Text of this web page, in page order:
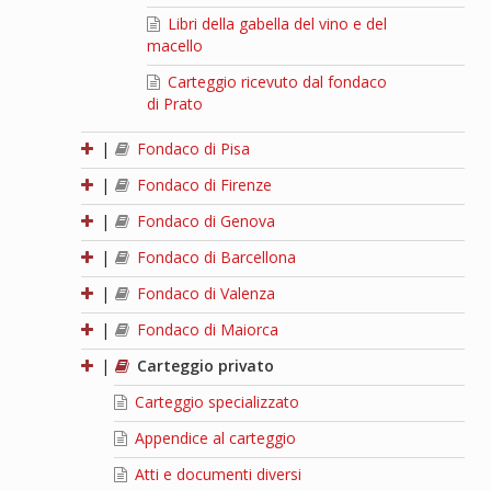
Libri della gabella del vino e del
macello
Carteggio ricevuto dal fondaco
di Prato
|
Fondaco di Pisa
|
Fondaco di Firenze
|
Fondaco di Genova
|
Fondaco di Barcellona
|
Fondaco di Valenza
|
Fondaco di Maiorca
|
Carteggio privato
Carteggio specializzato
Appendice al carteggio
Atti e documenti diversi